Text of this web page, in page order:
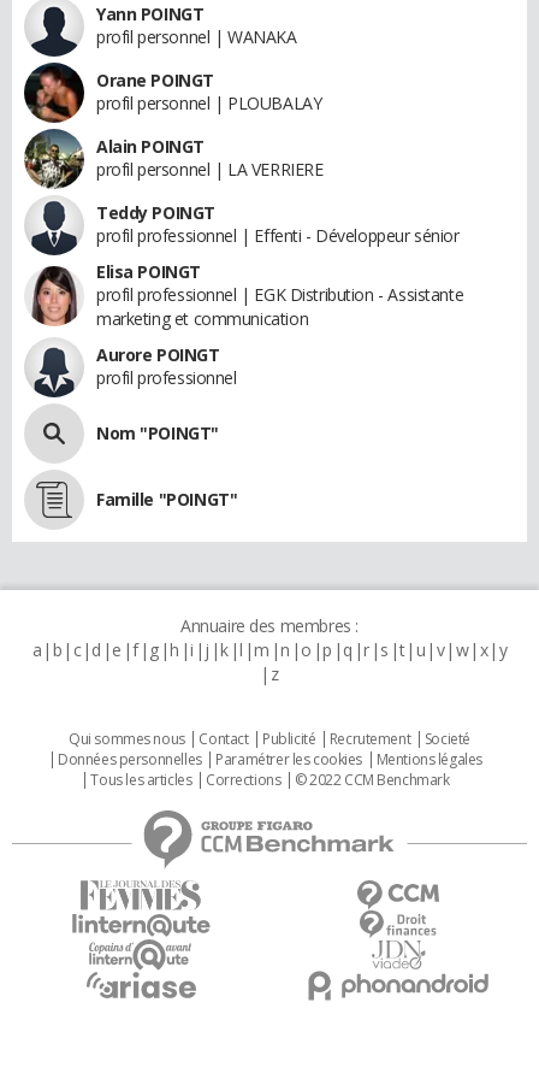
Yann POINGT
profil personnel | WANAKA
Orane POINGT
profil personnel | PLOUBALAY
Alain POINGT
profil personnel | LA VERRIERE
Teddy POINGT
profil professionnel | Effenti - Développeur sénior
Elisa POINGT
profil professionnel | EGK Distribution - Assistante
marketing et communication
Aurore POINGT
profil professionnel
Nom "POINGT"
Famille "POINGT"
Annuaire des membres :
a b c d e f g h i j k l m n o p q r s t u v w x y
z
Qui sommes nous Contact Publicité Recrutement
Societé
Données personnelles
Paramétrer les cookies
Mentions légales
Tous les articles
Corrections © 2022 CCM Benchmark